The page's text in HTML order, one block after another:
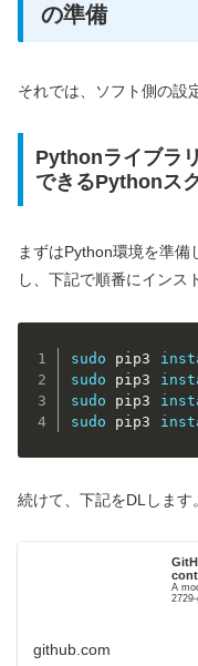
の準備
それでは、ソフト側の設
Pythonライブラ
できるPythonス
まずはPython環境を準
し、下記で順番にインス
sudo pip3
sudo pip3
sudo pip3
sudo pip3
続けて、下記をDLします。
A
github.com